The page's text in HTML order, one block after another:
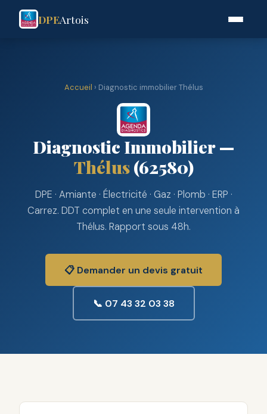
DPEArtois
Accueil › Diagnostic immobilier Thélus
Diagnostic Immobilier —
Thélus(62580)
DPE · Amiante · Électricité · Gaz · Plomb · ERP ·
Carrez. DDT complet en une seule intervention à
Thélus. Rapport sous 48h.
📋 Demander un devis gratuit
📞 07 43 32 03 38